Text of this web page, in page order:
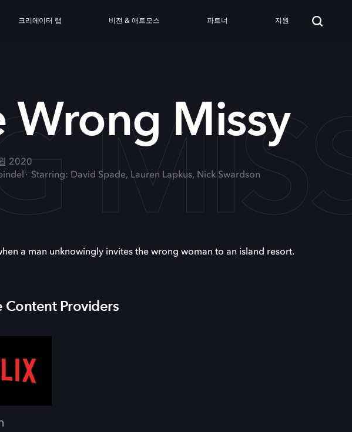
크리에이터 랩 비전 & 애트모스 파트너 지원
Wrong Missy
2020
Starring: David Spade, Lauren Lapkus, Nick Swardson
a man unknowingly invites the wrong woman to an island resort.
Providers